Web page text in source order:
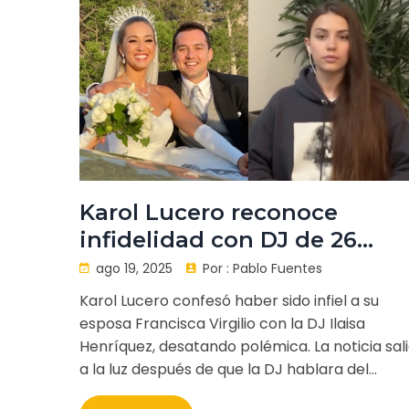
Karol Lucero reconoce
infidelidad con DJ de 26
años y enfrenta críticas
familiares
ago 19, 2025 Por : Pablo Fuentes
Karol Lucero confesó haber sido infiel a su
esposa Francisca Virgilio con la DJ Ilaisa
Henríquez, desatando polémica. La noticia
a la luz después de que la DJ hablara del
encuentro en redes sociales y televisión,